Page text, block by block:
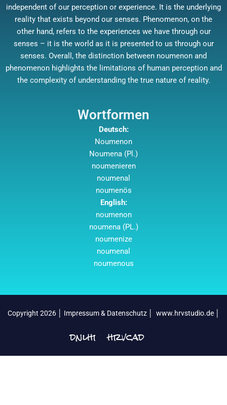
independent of our perception or experience. It is the underlying
reality that exists beyond our senses. Phenomenon, on the
other hand, refers to the experiences we have through our
senses – it is the world as it is presented to us through our
senses. Overall, the distinction between noumenon and
phenomenon highlights the limitations of human perception and
the complexity of understanding the true nature of reality.
Wortformen
Deutsch:
Noumenon
Noumena (Pl.)
noumenieren
noumenal
noumenös
English:
noumenon
noumena (PL.)
noumenize
noumenal
noumenous
Copyright 2026 │ Impressum & Datenschutz│ www.hrvstudio.de│
dnlhrv │hrvcad